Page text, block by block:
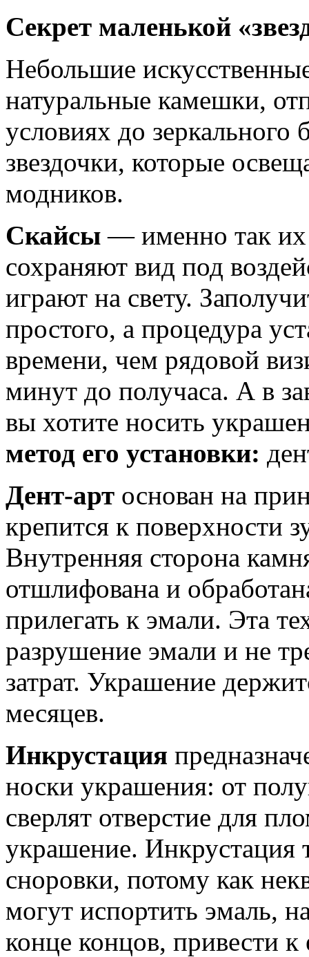
Секрет маленькой
Небольшие
натуральные камешки,
условиях до
звездочки, которые
модников.
Скайсы — именно так их
сохраняют вид под
играют на свету.
простого, а процедура
времени, чем рядовой
минут до получаса. А в
вы хотите носить
метод его установки:
Дент-арт основан на
крепится к поверхности
Внутренняя сторона
отшлифована и
прилегать к эмали. Эта
разрушение эмали и не
затрат. Украшение
месяцев.
Инкрустация
носки украшения: от
сверлят отверстие для
украшение. Инкрустация
сноровки, потому как
могут испортить эмаль,
конце концов, привести к